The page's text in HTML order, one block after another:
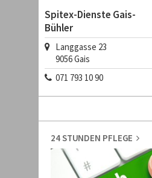
Spitex-Dienste Gais-
Bühler
Langgasse 23
9056Gais
071 793 10 90
24 STUNDEN PFLEGE